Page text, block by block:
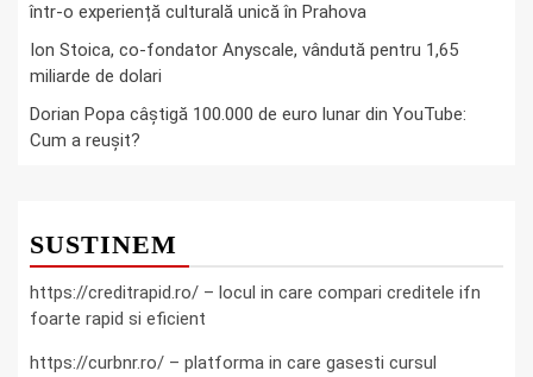
într-o experiență culturală unică în Prahova
Ion Stoica, co-fondator Anyscale, vândută pentru 1,65
miliarde de dolari
Dorian Popa câștigă 100.000 de euro lunar din YouTube:
Cum a reușit?
SUSTINEM
https://creditrapid.ro/ – locul in care compari creditele ifn
foarte rapid si eficient
https://curbnr.ro/ – platforma in care gasesti cursul